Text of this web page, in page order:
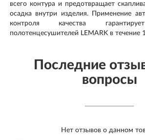
всего контура и предотвращает
осадка внутри изделия. Применение
контроля качества
полотенцесушителей LEMARK в течение
Последние
вопросы
Нет отзывов о данном